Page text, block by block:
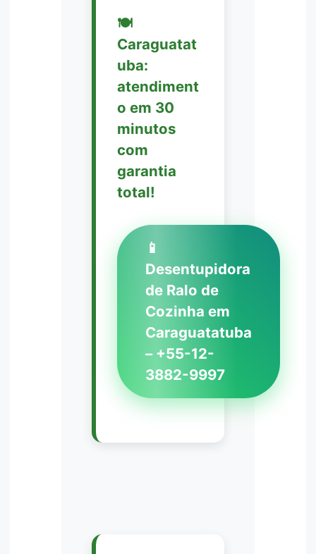
🍽️
Caraguatat
uba:
atendiment
o em 30
minutos
com
garantia
total!
📱
Desentupidora
de Ralo de
Cozinha em
Caraguatatuba
– +55-12-
3882-9997